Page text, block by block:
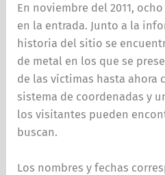
En noviembre del 2011,
en la entrada. Junto a la
historia del sitio se
de metal en los que se
de las víctimas hasta ahora
sistema de coordenadas y
los visitantes pueden
buscan.
Los nombres y fechas